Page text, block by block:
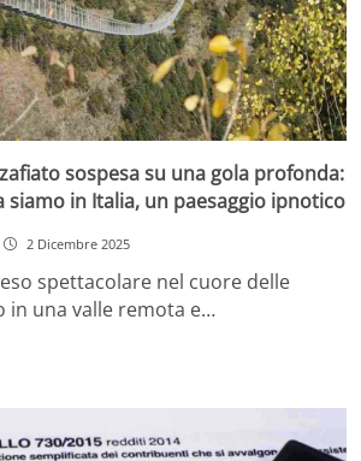
sospesa su una gola profonda:
siamo in Italia, un paesaggio ipnotico
2 Dicembre 2025
spettacolare nel cuore delle
in una valle remota e…